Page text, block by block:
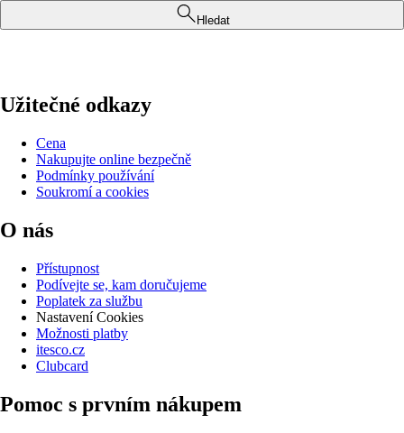
Hledat
Užitečné odkazy
Cena
Nakupujte online bezpečně
Podmínky používání
Soukromí a cookies
O nás
Přístupnost
Podívejte se, kam doručujeme
Poplatek za službu
Nastavení Cookies
Možnosti platby
itesco.cz
Clubcard
Pomoc s prvním nákupem